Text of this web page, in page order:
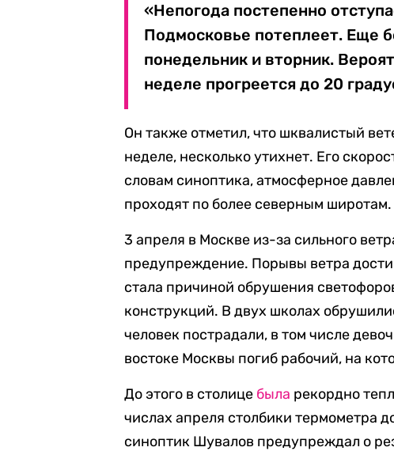
«Непогода постепенно
Подмосковье потеплеет. Еще
понедельник и вторник.
неделе прогреется до 20
Он также отметил, что шквалистый
неделе, несколько утихнет. Его
словам синоптика, атмосферное
проходят по более северным широтам.
3 апреля в Москве из-за сильного
предупреждение. Порывы ветра
стала причиной обрушения
конструкций. В двух школах
человек пострадали, в том числе
востоке Москвы погиб рабочий, на
До этого в столице была рекордно
числах апреля столбики термометра
синоптик Шувалов предупреждал о